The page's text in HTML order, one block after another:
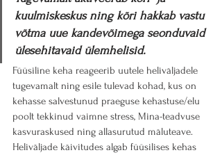
kuulmiskeskus ning kõri hakkab vastu
võtma uue kandevõimega seonduvaid
ülesehitavaid ülemhelisid.
Füüsiline keha reageerib uutele heliväljadele
tugevamalt ning esile tulevad kohad, kus on
kehasse salvestunud praeguse kehastuse/elu
poolt tekkinud vaimne stress, Mina-teadvuse
kasvuraskused ning allasurutud mäluteave.
Heliväljade käivitudes algab füüsilises kehas